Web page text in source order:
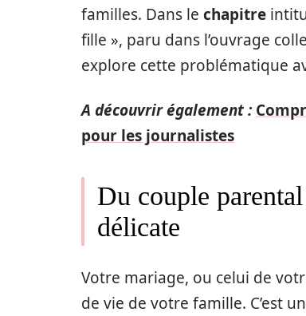
familles. Dans le chapitre
fille », paru dans l’ouvrage
explore cette problématique
A découvrir également :
pour les journalistes
Du couple
délicate
Votre mariage, ou celui de
de vie de votre famille. C’est